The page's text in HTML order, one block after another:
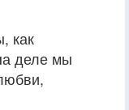
как
деле мы